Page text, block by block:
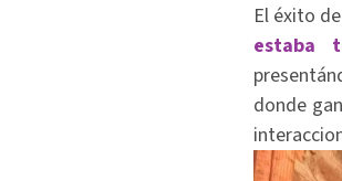
El éxito de
estaba
donde